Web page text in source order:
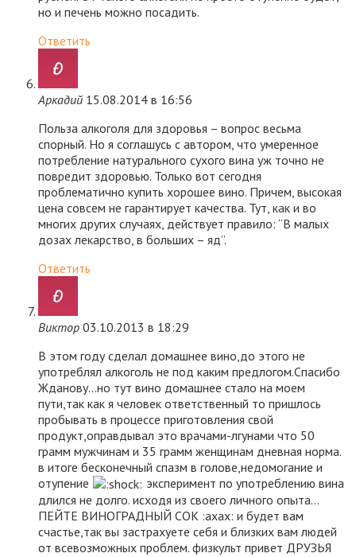
но и печень можно посадить.
Ответить
Аркадий 15.08.2014 в 16:56
Польза алкоголя для здоровья – вопрос весьма
спорный. Но я соглашусь с автором, что умеренное
потребление натурального сухого вина уж точно не
повредит здоровью. Только вот сегодня
проблематично купить хорошее вино. Причем, высокая
цена совсем не гарантирует качества. Тут, как и во
многих других случаях, действует правило: “В малых
дозах лекарство, в больших – яд”.
Ответить
Виктор 03.10.2013 в 18:29
В этом году сделал домашнее вино,до этого не
употреблял алкоголь не под каким предлогом.Спасибо
Жданову…но тут вино домашнее стало на моем
пути,так как я человек ответственный то пришлось
пробывать в процессе приготовления свой
продукт,оправдывал это врачами-лгунами что 50
грамм мужчинам и 35 грамм женщинам дневная норма.
в итоге бесконечный спазм в голове,недомогание и
отупение
эксперимент по употреблению вина
длился не долго. исходя из своего личного опыта…
ПЕЙТЕ ВИНОГРАДНЫЙ СОК :axax: и будет вам
счастье,так вы застрахуете себя и близких вам людей
от всевозможных проблем. физкульт привет ДРУЗЬЯ